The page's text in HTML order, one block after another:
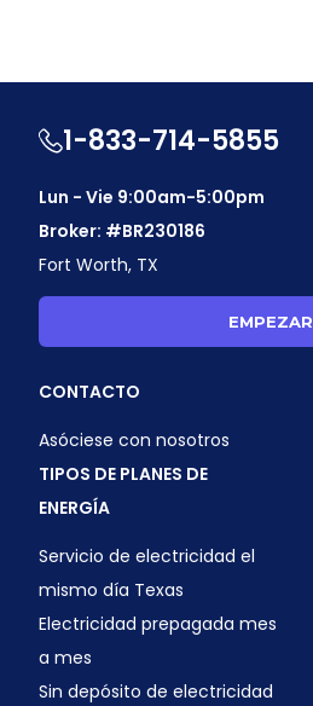
1-833-714-5855
Lun - Vie 9:00am-5:00pm
Broker: #BR230186
Fort Worth, TX
EMPEZAR
CONTACTO
Asóciese con nosotros
TIPOS DE PLANES DE
ENERGÍA
Servicio de electricidad el
mismo día Texas
Electricidad prepagada mes
a mes
Sin depósito de electricidad